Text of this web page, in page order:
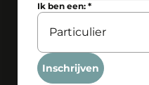
Ik ben een:*
Inschrijven